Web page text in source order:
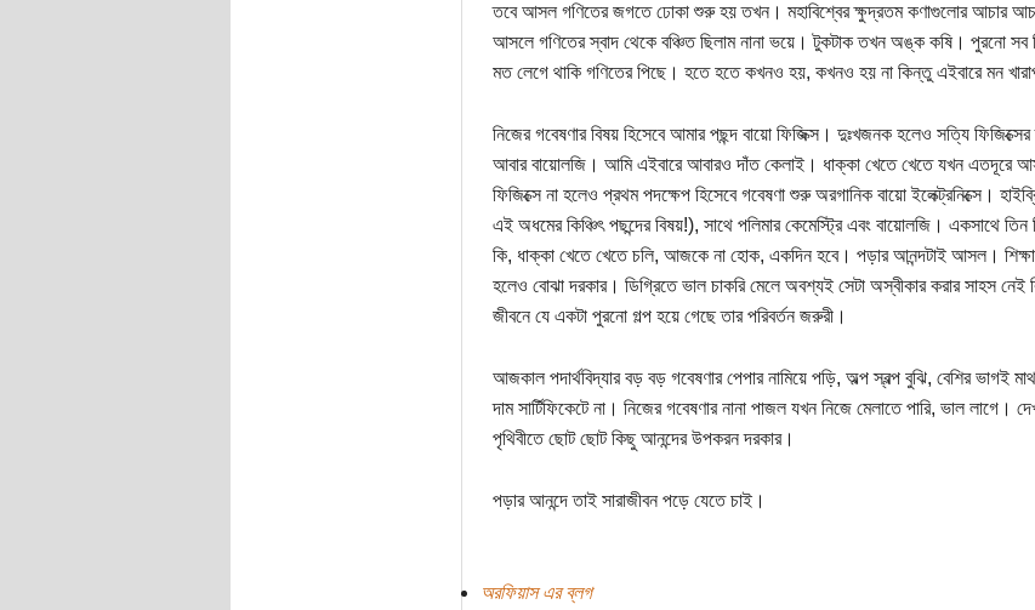
তবে আসল গণিতের জগতে ঢোকা শুরু হয় তখন। মহাবিশ্বের ক্ষুদ্রতম কণাগুলোর আচার
আসলে গণিতের স্বাদ থেকে বঞ্চিত ছিলাম নানা ভয়ে। টুকটাক তখন অঙ্ক কষি। পুরনো
মত লেগে থাকি গণিতের পিছে। হতে হতে কখনও হয়, কখনও হয় না কিন্তু এইবারে মন
নিজের গবেষণার বিষয় হিসেবে আমার পছন্দ বায়ো ফিজিক্স। দুঃখজনক হলেও সত্যি
আবার বায়োলজি। আমি এইবারে আবারও দাঁত কেলাই। ধাক্কা খেতে খেতে যখন এতদূরে
ফিজিক্সে না হলেও প্রথম পদক্ষেপ হিসেবে গবেষণা শুরু অরগানিক বায়ো ইলেক্ট্রনিক্সে।
এই অধমের কিঞ্চিৎ পছন্দের বিষয়!), সাথে পলিমার কেমেস্ট্রি এবং বায়োলজি। একসাথে
কি, ধাক্কা খেতে খেতে চলি, আজকে না হোক, একদিন হবে। পড়ার আনন্দটাই আসল। শিক্ষা
হলেও বোঝা দরকার। ডিগ্রিতে ভাল চাকরি মেলে অবশ্যই সেটা অস্বীকার করার সাহস নেই
জীবনে যে একটা পুরনো গল্প হয়ে গেছে তার পরিবর্তন জরুরী।
আজকাল পদার্থবিদ্যার বড় বড় গবেষণার পেপার নামিয়ে পড়ি, অল্প স্বল্প বুঝি, বেশির ভাগই
দাম সার্টিফিকেটে না। নিজের গবেষণার নানা পাজল যখন নিজে মেলাতে পারি, ভাল লাগে।
পৃথিবীতে ছোট ছোট কিছু আনন্দের উপকরন দরকার।
পড়ার আনন্দে তাই সারাজীবন পড়ে যেতে চাই।
অরফিয়াস এর ব্লগ